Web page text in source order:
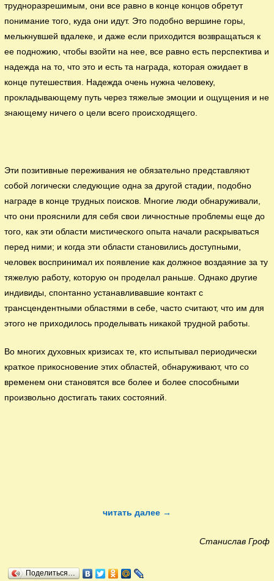
трудноразрешимым, они все равно в конце концов обретут
понимание того, куда они идут. Это подобно вершине горы,
мелькнувшей вдалеке, и даже если приходится возвращаться к
ее подножию, чтобы взойти на нее, все равно есть перспектива и
надежда на то, что это и есть та награда, которая ожидает в
конце путешествия. Надежда очень нужна человеку,
прокладывающему путь через тяжелые эмоции и ощущения и не
знающему ничего о цели всего происходящего.
Эти позитивные переживания не обязательно представляют
собой логически следующие одна за другой стадии, подобно
награде в конце трудных поисков. Многие люди обнаруживали,
что они прояснили для себя свои личностные проблемы еще до
того, как эти области мистического опыта начали раскрываться
перед ними; и когда эти области становились доступными,
человек воспринимал их появление как должное воздаяние за ту
тяжелую работу, которую он проделал раньше. Однако другие
индивиды, спонтанно устанавливавшие контакт с
трансцендентными областями в себе, часто считают, что им для
этого не приходилось проделывать никакой трудной работы.
Во многих духовных кризисах те, кто испытывал периодически
краткое прикосновение этих областей, обнаруживают, что со
временем они становятся все более и более способными
произвольно достигать таких состояний.
читать далее →
Станислав Гроф
Поделиться…